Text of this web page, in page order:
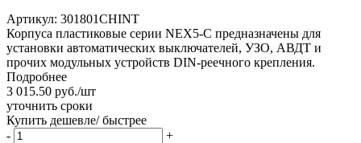
Артикул: 301801CHINT
Корпуса пластиковые серии NEX5-C предназначены для
установки автоматических выключателей, УЗО, АВДТ и
прочих модульных устройств DIN-реечного крепления.
Подробнее
3 015.50 руб./шт
уточнить сроки
Купить дешевле/ быстрее
-
+